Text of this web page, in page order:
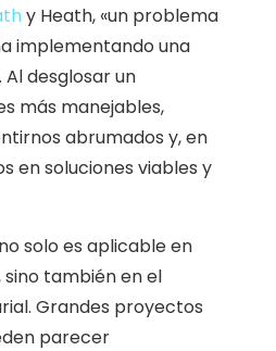
y Heath, «un problema
implementando una
Al desglosar un
más manejables,
abrumados y, en
en soluciones viables y
solo es aplicable en
sino también en el
Grandes proyectos
parecer